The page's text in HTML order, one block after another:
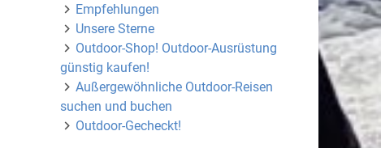
Empfehlungen
Unsere Sterne
Outdoor-Shop! Outdoor-Ausrüstung
günstig kaufen!
Außergewöhnliche Outdoor-Reisen
suchen und buchen
Outdoor-Gecheckt!